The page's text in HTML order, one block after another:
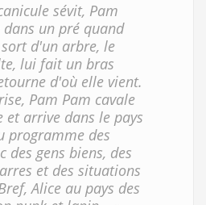
sévit, Pam
dans un pré quand
d'un arbre, le
lui fait un bras
d'où elle vient.
Pam Pam cavale
et arrive dans le pays
programme des
des gens biens, des
et des situations
Alice au pays des